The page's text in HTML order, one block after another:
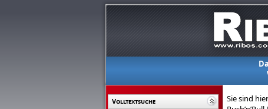
Volltextsuche
Sie sind